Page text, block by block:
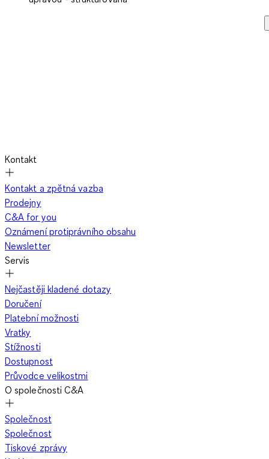
Kontakt
Kontakt a zpětná vazba
Prodejny
C&A for you
Oznámení protiprávního obsahu
Newsletter
Servis
Nejčastěji kladené dotazy
Doručení
Platební možnosti
Vratky
Stížnosti
Dostupnost
Průvodce velikostmi
O společnosti C&A
Společnost
Společnost
Tiskové zprávy